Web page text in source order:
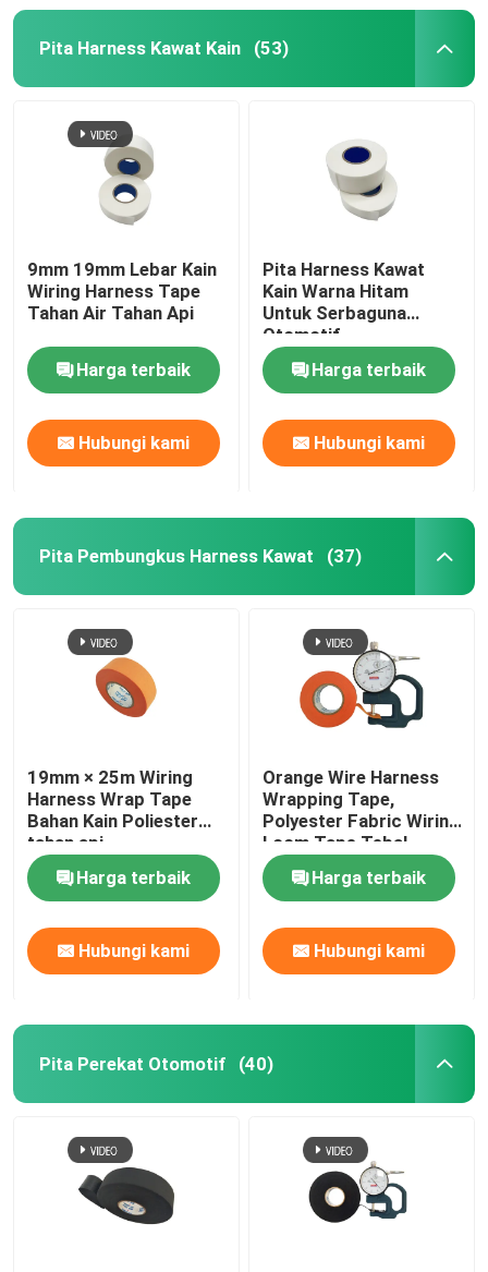
Pita Harness Kawat Kain (53)
9mm 19mm Lebar Kain
Wiring Harness Tape
Tahan Air Tahan Api
Harga terbaik
Hubungi kami
Pita Harness Kawat
Kain Warna Hitam
Untuk Serbaguna
Otomotif
Harga terbaik
Hubungi kami
Pita Pembungkus Harness Kawat (37)
19mm × 25m Wiring
Harness Wrap Tape
Bahan Kain Poliester
tahan api
Harga terbaik
Hubungi kami
Orange Wire Harness
Wrapping Tape,
Polyester Fabric Wiring
Loom Tape Tebal
0,16mm
Harga terbaik
Hubungi kami
Pita Perekat Otomotif (40)